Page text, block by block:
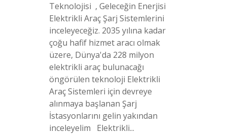
Teknolojisi , Geleceğin Enerjisi
Elektrikli Araç Şarj Sistemlerini
inceleyeceğiz. 2035 yılına kadar
çoğu hafif hizmet aracı olmak
üzere, Dünya'da 228 milyon
elektrikli araç bulunacağı
öngörülen teknoloji Elektrikli
Araç Sistemleri için devreye
alınmaya başlanan Şarj
İstasyonlarını gelin yakından
inceleyelim Elektrikli...